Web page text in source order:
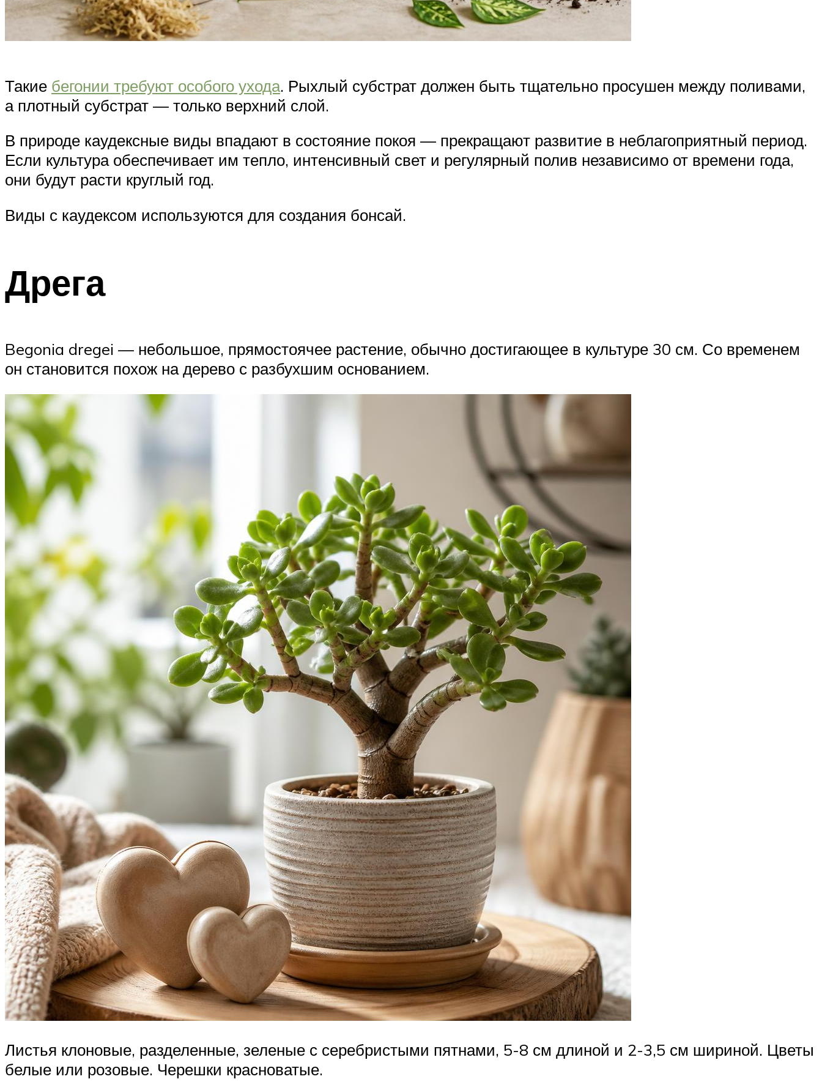
Такие бегонии требуют особого ухода. Рыхлый субстрат должен быть тщательно просушен между поливами,
а плотный субстрат — только верхний слой.
В природе каудексные виды впадают в состояние покоя — прекращают развитие в неблагоприятный период.
Если культура обеспечивает им тепло, интенсивный свет и регулярный полив независимо от времени года,
они будут расти круглый год.
Виды с каудексом используются для создания бонсай.
Дрега
Begonia dregei — небольшое, прямостоячее растение, обычно достигающее в культуре 30 см. Со временем
он становится похож на дерево с разбухшим основанием.
Листья клоновые, разделенные, зеленые с серебристыми пятнами, 5-8 см длиной и 2-3,5 см шириной. Цветы
белые или розовые. Черешки красноватые.